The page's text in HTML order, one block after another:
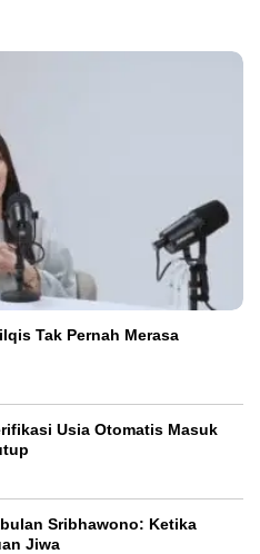
Tak Pernah Merasa
Usia Otomatis Masuk
Sribhawono: Ketika
Jiwa